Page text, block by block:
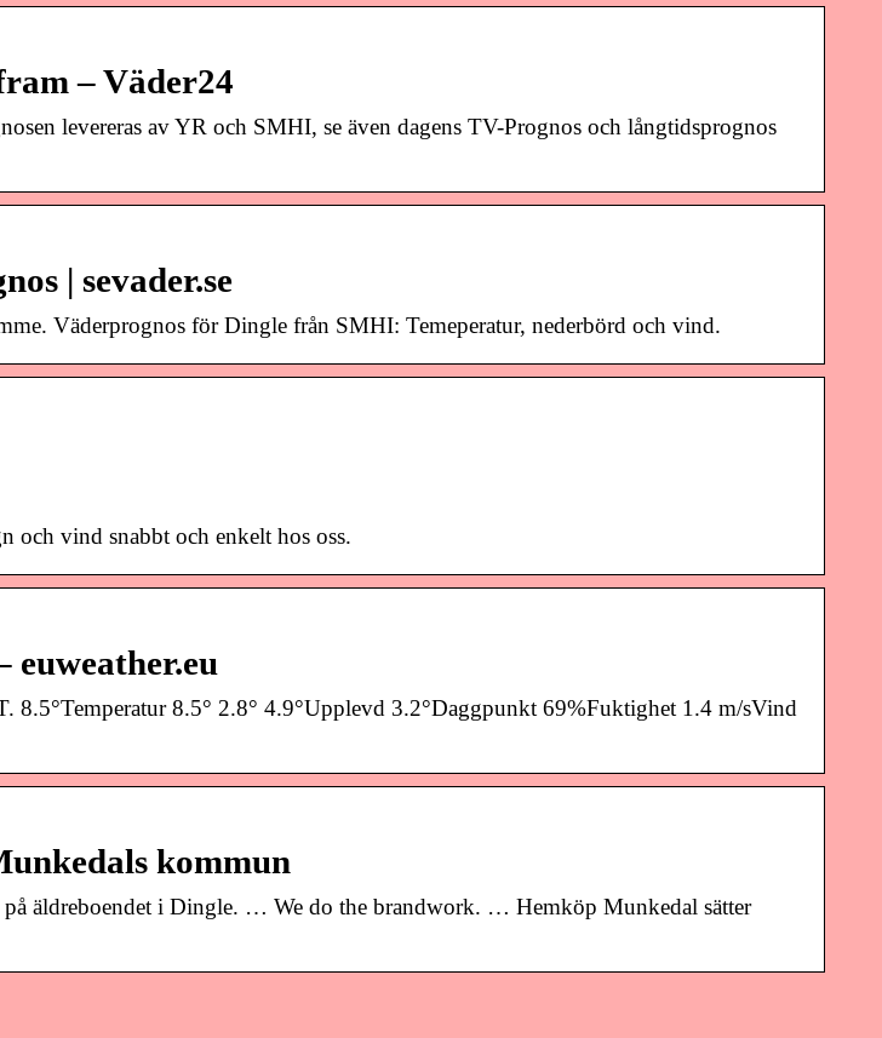
– Väder24
levereras av YR och SMHI, se även dagens TV-Prognos och långtidsprognos
| sevader.se
Väderprognos för Dingle från SMHI: Temeperatur, nederbörd och vind.
och vind snabbt och enkelt hos oss.
8.5° 2.8° 4.9°Upplevd 3.2°Daggpunkt 69%Fuktighet 1.4 m/sVind
kommun
äldreboendet i Dingle. … We do the brandwork. … Hemköp Munkedal sätter